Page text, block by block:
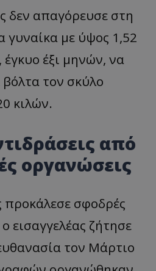
δεν απαγόρευσε στη
γυναίκα με ύψος 1,52
έγκυο έξι μηνών, να
τον σκύλο
κιλών.
από
οργανώσεις
προκάλεσε σφοδρές
εισαγγελέας ζήτησε
τον Μάρτιο